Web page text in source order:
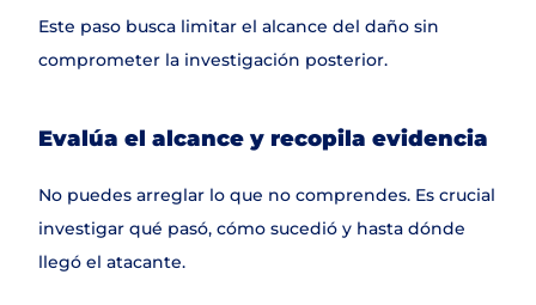
Este paso busca limitar el alcance del daño sin
comprometer la investigación posterior.
Evalúa el alcance y recopila evidencia
No puedes arreglar lo que no comprendes. Es crucial
investigar qué pasó, cómo sucedió y hasta dónde
llegó el atacante.